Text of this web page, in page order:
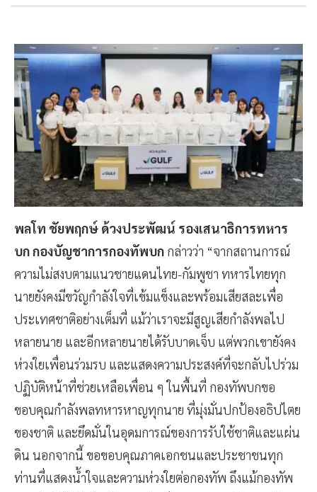
พลโท ชัยพฤกษ์ ด้วงประพัฒน์ รองเสนาธิการทหาร
บก กองบัญชาการกองทัพบก กล่าวว่า “จากสถานการณ์
ความไม่สงบตามแนวชายแดนไทย-กัมพูชา ทหารไทยทุก
นายยังคงมีขวัญกำลังใจที่เข้มแข็งและพร้อมเสียสละเพื่อ
ประเทศชาติอย่างเต็มที่ แม้ว่าเราจะมีสูญเสียกำลังพลไป
หลายนาย และอีกหลายนายได้รับบาดเจ็บ แต่พวกเขายังคง
ห่วงใยเพื่อนร่วมรบ และแสดงความประสงค์ที่จะกลับไปร่วม
ปฏิบัติหน้าที่ช่วยเหลือเพื่อน ๆ ในพื้นที่ กองทัพบกขอ
ขอบคุณกำลังพลทหารหาญทุกนาย ที่มุ่งมั่นปกป้องอธิปไตย
ของชาติ และยึดมั่นในอุดมการณ์ของการรับใช้ชาติและแผ่น
ดิน นอกจากนี้ ขอขอบคุณภาคเอกชนและประชาชนทุก
ท่านที่แสดงน้ำใจและความห่วงใยต่อกองทัพ ถึงแม้กองทัพ